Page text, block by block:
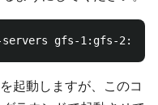
起動しますが、このコ